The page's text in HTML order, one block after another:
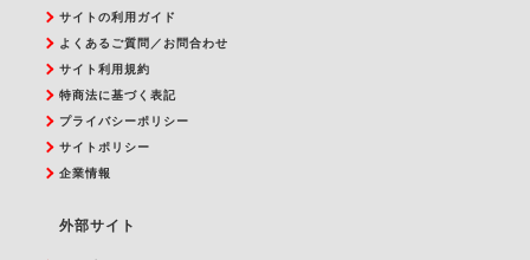
サイトの利用ガイド
よくあるご質問／お問合わせ
サイト利用規約
特商法に基づく表記
プライバシーポリシー
サイトポリシー
企業情報
外部サイト